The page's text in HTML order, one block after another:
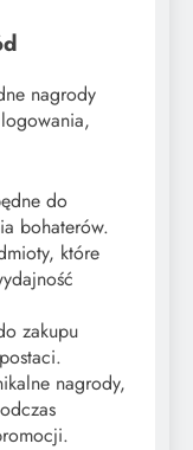
nagrody
do
bohaterów.
które
zakupu
nagrody,